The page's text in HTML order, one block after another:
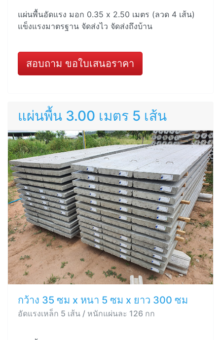
แผ่นพื้นอัดแรง มอก 0.35 x 2.50 เมตร (ลวด 4 เส้น)
แข็งแรงมาตรฐาน จัดส่งไว จัดส่งถึงบ้าน
สอบถาม ขอใบเสนอราคา
แผ่นพื้น 3.00 เมตร 5 เส้น
กว้าง 35 ซม x หนา 5 ซม x ยาว 300 ซม
อัดแรงเหล็ก 5 เส้น / หนักแผ่นละ 126 กก